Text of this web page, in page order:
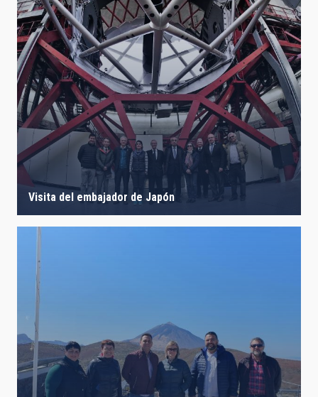
Visita del embajador de Japón